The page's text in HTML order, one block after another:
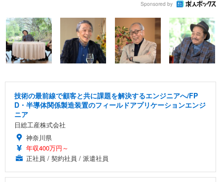
Sponsored by
技術の最前線で顧客と共に課題を解決するエンジニアへ/FP
D・半導体関係製造装置のフィールドアプリケーションエンジ
ニア
日総工産株式会社
神奈川県
年収400万円～
正社員 / 契約社員 / 派遣社員